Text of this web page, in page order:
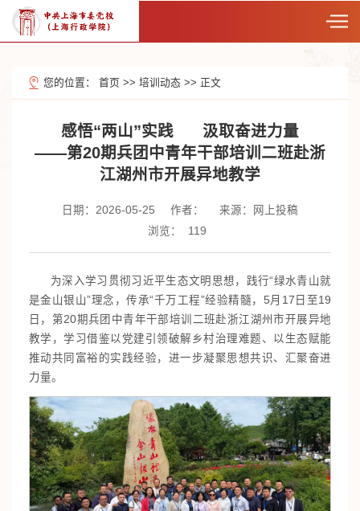
您的位置： 首页 >> 培训动态 >> 正文
感悟“两山”实践 汲取奋进力量
——第20期兵团中青年干部培训二班赴浙
江湖州市开展异地教学
日期：2026-05-25 作者：
来源：网上投稿
浏览：
119
为深入学习贯彻习近平生态文明思想，践行“绿水青山就
是金山银山”理念，传承“千万工程”经验精髓，5月17日至19
日，第20期兵团中青年干部培训二班赴浙江湖州市开展异地
教学，学习借鉴以党建引领破解乡村治理难题、以生态赋能
推动共同富裕的实践经验，进一步凝聚思想共识、汇聚奋进
力量。